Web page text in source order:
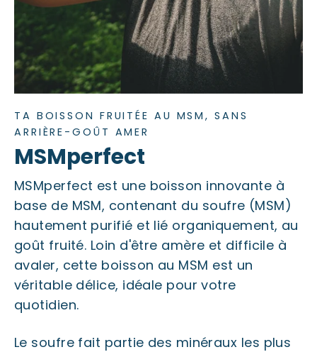
TA BOISSON FRUITÉE AU MSM, SANS
ARRIÈRE-GOÛT AMER
MSMperfect
MSMperfect est une boisson innovante à
base de MSM, contenant du soufre (MSM)
hautement purifié et lié organiquement, au
goût fruité. Loin d'être amère et difficile à
avaler, cette boisson au MSM est un
véritable délice, idéale pour votre
quotidien.
Le soufre fait partie des minéraux les plus